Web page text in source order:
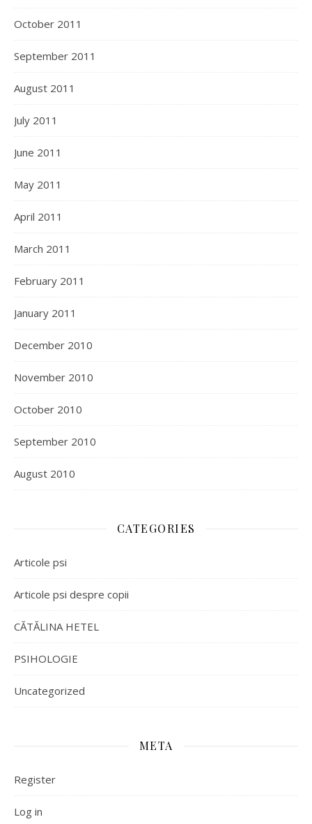
October 2011
September 2011
August 2011
July 2011
June 2011
May 2011
April 2011
March 2011
February 2011
January 2011
December 2010
November 2010
October 2010
September 2010
August 2010
CATEGORIES
Articole psi
Articole psi despre copii
CĂTĂLINA HETEL
PSIHOLOGIE
Uncategorized
META
Register
Log in